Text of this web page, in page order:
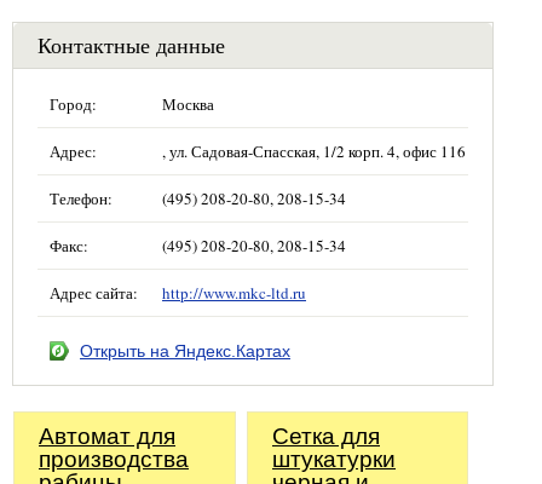
Контактные данные
Город: Москва
Адрес: , ул. Садовая-Спасская, 1/2 корп. 4, офис 116
Телефон: (495) 208-20-80, 208-15-34
Факс: (495) 208-20-80, 208-15-34
Адрес сайта: http://www.mkc-ltd.ru
Открыть на Яндекс.Картах
Автомат для
производства
Сетка для
штукатурки